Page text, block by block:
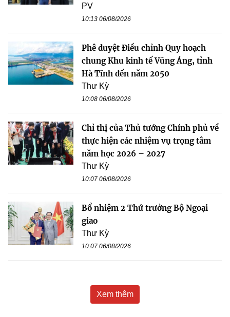
PV
10:13 06/08/2026
Phê duyệt Điều chỉnh Quy hoạch
chung Khu kinh tế Vũng Áng, tỉnh
Hà Tĩnh đến năm 2050
Thư Kỳ
10:08 06/08/2026
Chỉ thị của Thủ tướng Chính phủ về
thực hiện các nhiệm vụ trọng tâm
năm học 2026 – 2027
Thư Kỳ
10:07 06/08/2026
Bổ nhiệm 2 Thứ trưởng Bộ Ngoại
giao
Thư Kỳ
10:07 06/08/2026
Xem thêm